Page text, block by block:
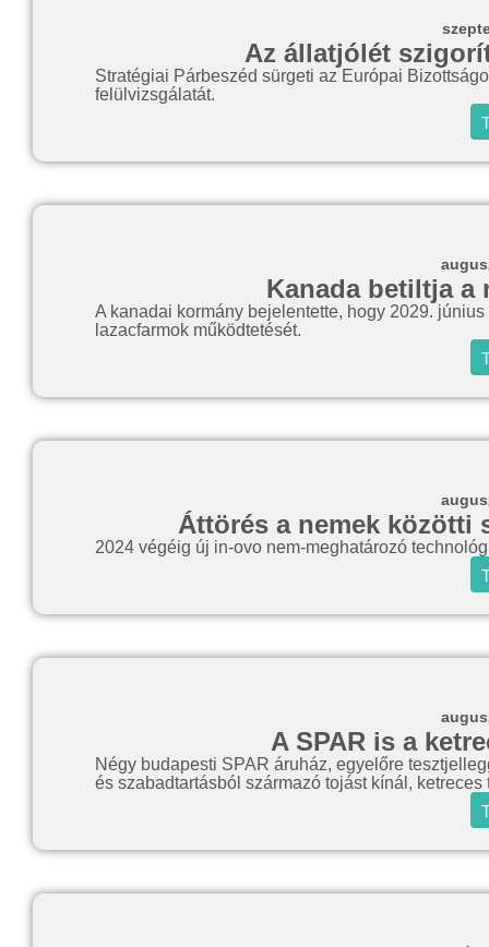
Az állatjólét
Stratégiai Párbeszéd sürgeti az Európai
felülvizsgálatát.
Kanada betiltja a
A kanadai kormány bejelentette, hogy 2029.
lazacfarmok működtetését.
Áttörés a nemek közötti
2024 végéig új in-ovo nem-meghatározó
A SPAR is a
Négy budapesti SPAR áruház, egyelőre
és szabadtartásból származó tojást kínál,